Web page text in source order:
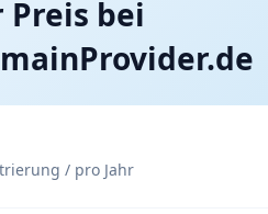
bei
/ pro Jahr